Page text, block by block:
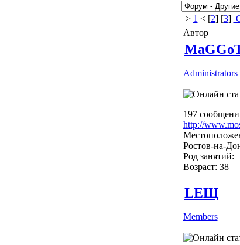
> 1 < [2] [3]
Автор
Administrators
197
http://
Ростов-на-
Род занятий:
Возраст: 38
LEЩ
Members